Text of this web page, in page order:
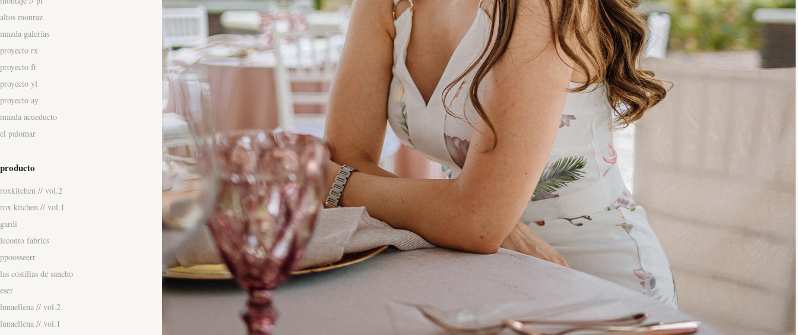
altos monraz
mazda galerías
proyecto rx
proyecto ft
proyecto yl
proyecto ay
mazda acueducto
el palomar
producto
roxkitchen // vol.2
rox kitchen // vol.1
gardi
leconto fabrics
ppoosseerr
las costillas de sancho
eser
lunaellena // vol.2
lunaellena // vol.1